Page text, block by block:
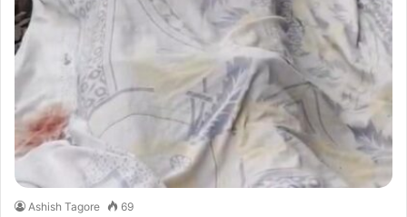
Ashish Tagore 69